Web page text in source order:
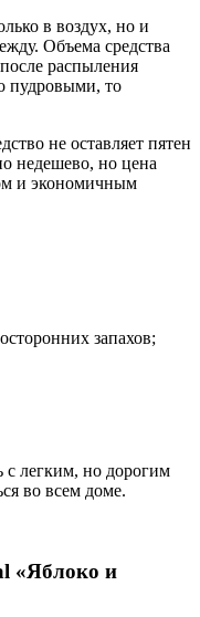
в воздух, но и
Объема средства
распыления
пудровыми, то
не оставляет пятен
недешево, но цена
и экономичным
запахов;
с легким, но дорогим
во всем доме.
«Яблоко и